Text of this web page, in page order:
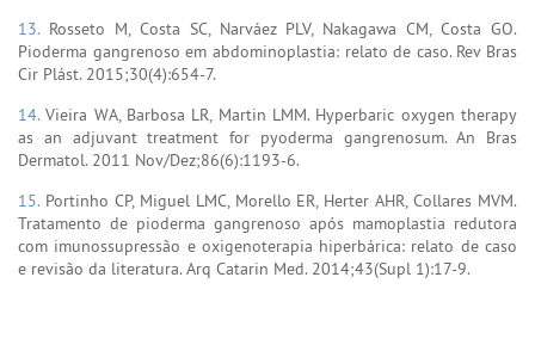
13. Rosseto M, Costa SC, Narváez PLV, Nakagawa CM, Costa GO.
Pioderma gangrenoso em abdominoplastia: relato de caso. Rev Bras
Cir Plást. 2015;30(4):654-7.
14.Vieira WA, Barbosa LR, Martin LMM. Hyperbaric oxygen therapy
as an adjuvant treatment for pyoderma gangrenosum. An Bras
Dermatol. 2011 Nov/Dez;86(6):1193-6.
15. Portinho CP, Miguel LMC, Morello ER, Herter AHR, Collares MVM.
Tratamento de pioderma gangrenoso após mamoplastia redutora
com imunossupressão e oxigenoterapia hiperbárica: relato de caso
e revisão da literatura. Arq Catarin Med. 2014;43(Supl 1):17-9.